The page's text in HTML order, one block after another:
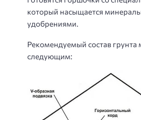
который насыщается
удобрениями.
Рекомендуемый состав грунта
следующим: